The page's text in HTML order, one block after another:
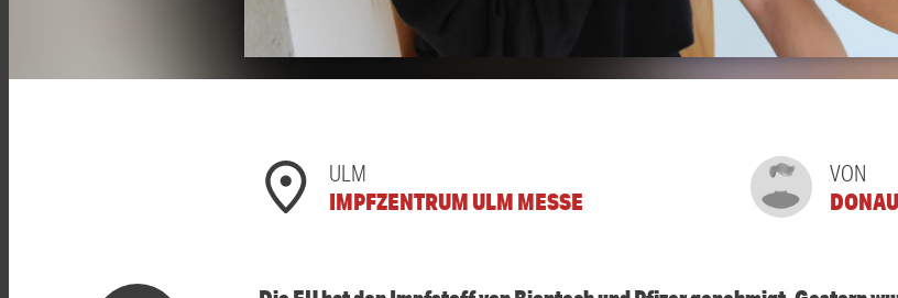
ULM
IMPFZENTRUM ULM MESSE
VON